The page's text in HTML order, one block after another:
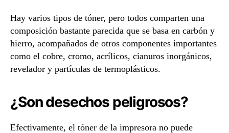
Hay varios tipos de tóner, pero todos comparten una
composición bastante parecida que se basa en carbón y
hierro, acompañados de otros componentes importantes
como el cobre, cromo, acrílicos, cianuros inorgánicos,
revelador y partículas de termoplásticos.
¿Son desechos peligrosos?
Efectivamente, el tóner de la impresora no puede